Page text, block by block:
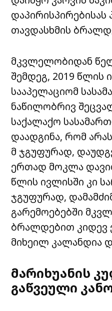
თავდასხმის
მკვლელობიდან
შემდეგ, 2019 წლის
სააპელაციომ
ნაწილობრივ
საქალაქო
დაადგინა, რომ
მ ჯგუფურად,
ერთად მოკლა
წლის ივლისში კი
ჯგუფურად,
გარემოებებში
ბრალდებით კიდევ
მიხეილ კალანდია
მარიხუანის
გაწვეული